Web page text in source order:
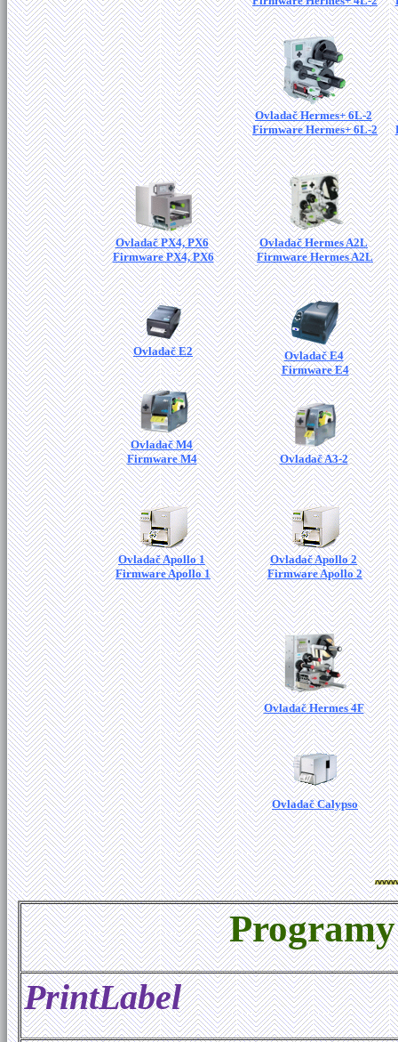
Ovladač Hermes+ 6L-2
Firmware Hermes+ 6L-2
Ovladač PX4, PX6
Firmware PX4, PX6
Ovladač Hermes A2L
Firmware Hermes A2L
Ovladač E2
Ovladač E4
Firmware E4
Ovladač M4
Firmware M4
Ovladač A3-2
Ovladač Apollo 1
Firmware Apollo 1
Ovladač Apollo 2
Firmware Apollo 2
Ovladač Hermes 4F
Ovladač Calypso
PrintLabel